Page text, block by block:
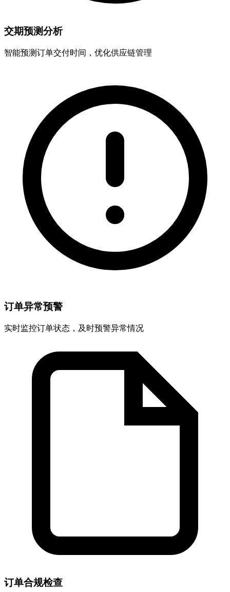
交期预测分析
智能预测订单交付时间，优化供应链管理
订单异常预警
实时监控订单状态，及时预警异常情况
订单合规检查